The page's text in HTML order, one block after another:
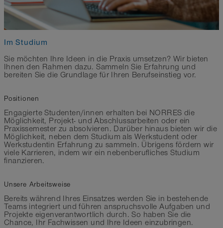
Im Studium
Sie möchten Ihre Ideen in die Praxis umsetzen? Wir bieten
Ihnen den Rahmen dazu. Sammeln Sie Erfahrung und
bereiten Sie die Grundlage für Ihren Berufseinstieg vor.
Positionen
Engagierte Studenten/innen erhalten bei NORRES die
Möglichkeit, Projekt- und Abschlussarbeiten oder ein
Praxissemester zu absolvieren. Darüber hinaus bieten wir die
Möglichkeit, neben dem Studium als Werkstudent oder
Werkstudentin Erfahrung zu sammeln. Übrigens fördern wir
viele Karrieren, indem wir ein nebenberufliches Studium
finanzieren.
Unsere Arbeitsweise
Bereits während Ihres Einsatzes werden Sie in bestehende
Teams integriert und führen anspruchsvolle Aufgaben und
Projekte eigenverantwortlich durch. So haben Sie die
Chance, Ihr Fachwissen und Ihre Ideen einzubringen.